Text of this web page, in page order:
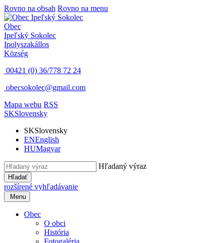
Rovno na obsah Rovno na menu
Obec
Ipeľský Sokolec
Ipolyszakállos
Község
00421 (0) 36/778 72 24
obecsokolec@gmail.com
Mapa webu RSS
SKSlovensky
SKSlovensky
ENEnglish
HUMagyar
Hľadaný výraz
Hľadať
rozšírené vyhľadávanie
Menu
Obec
O obci
História
Fotogaléria